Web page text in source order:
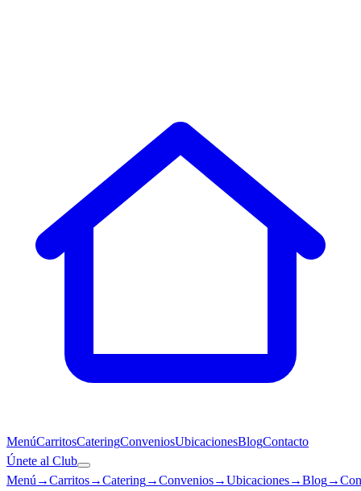
MenúCarritosCateringConveniosUbicacionesBlogContacto
Únete al Club
Menú →Carritos→Catering→Convenios→Ubicaciones→Blog→